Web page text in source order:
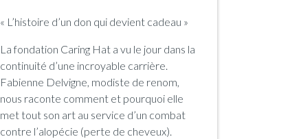
« L’histoire d’un don qui devient cadeau »
La fondation Caring Hat a vu le jour dans la
continuité d’une incroyable carrière.
Fabienne Delvigne, modiste de renom,
nous raconte comment et pourquoi elle
met tout son art au service d’un combat
contre l’alopécie (perte de cheveux).